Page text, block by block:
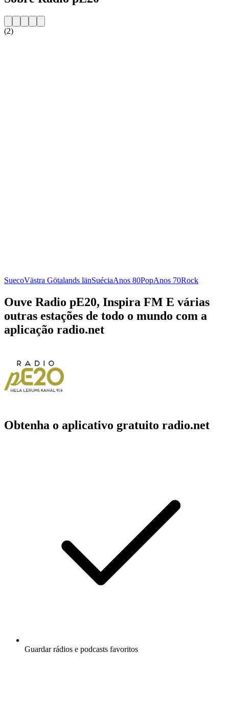
(2)
SuecoVästra Götalands länSuéciaAnos 80PopAnos 70Rock
Ouve Radio pE20, Inspira FM E várias
outras estações de todo o mundo com a
aplicação radio.net
Obtenha o aplicativo gratuito radio.net
Guardar rádios e podcasts favoritos